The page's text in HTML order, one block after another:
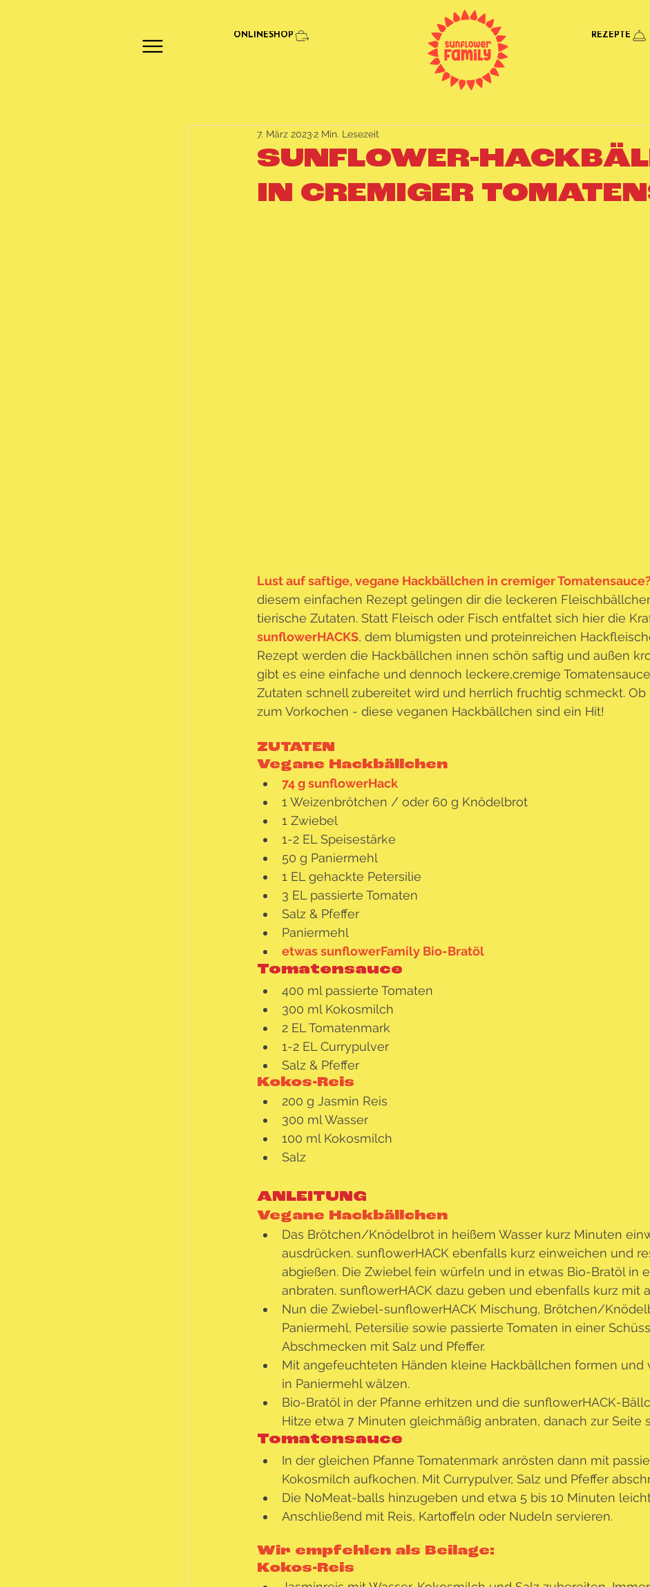
ONLINESHOP REZEPTE
SUNFLOWER-
IN CREMIGER
7. März 2023 2 Min. Lesezeit
Lust auf saftige, vegane Hackbällchen in cremiger Tomatensauce?
diesem einfachen Rezept gelingen dir die leckeren
tierische Zutaten. Statt Fleisch oder Fisch entfaltet sich hier die
sunflowerHACKS, dem blumigsten und proteinreichen
Rezept werden die Hackbällchen innen schön saftig und außen
gibt es eine einfache und dennoch leckere,cremige
Zutaten schnell zubereitet wird und herrlich fruchtig schmeckt. Ob
zum Vorkochen - diese veganen Hackbällchen sind ein Hit!
ZUTATEN
Vegane Hackbällchen
74 g sunflowerHack
1 Weizenbrötchen / oder 60 g Knödelbrot
1 Zwiebel
1-2 EL Speisestärke
50 g Paniermehl
1 EL gehackte Petersilie
3 EL passierte Tomaten
Salz & Pfeffer
Paniermehl
etwas sunflowerFamily Bio-Bratöl
Tomatensauce
400 ml passierte Tomaten
300 ml Kokosmilch
2 EL Tomatenmark
1-2 EL Currypulver
Salz & Pfeffer
Kokos-Reis
200 g Jasmin Reis
300 ml Wasser
100 ml Kokosmilch
Salz
ANLEITUNG
Vegane Hackbällchen
Das Brötchen/Knödelbrot in heißem Wasser kurz Minuten
ausdrücken. sunflowerHACK ebenfalls kurz einweichen und
abgießen. Die Zwiebel fein würfeln und in etwas Bio-Bratöl in
anbraten. sunflowerHACK dazu geben und ebenfalls kurz mit
Nun die Zwiebel-sunflowerHACK Mischung, Brötchen/
Paniermehl, Petersilie sowie passierte Tomaten in einer
Abschmecken mit Salz und Pfeffer.
Mit angefeuchteten Händen kleine Hackbällchen formen und
in Paniermehl wälzen.
Bio-Bratöl in der Pfanne erhitzen und die sunflowerHACK-
Hitze etwa 7 Minuten gleichmäßig anbraten, danach zur Seite
Tomatensauce
In der gleichen Pfanne Tomatenmark anrösten dann mit
Kokosmilch aufkochen. Mit Currypulver, Salz und Pfeffer
Die NoMeat-balls hinzugeben und etwa 5 bis 10 Minuten
Anschließend mit Reis, Kartoffeln oder Nudeln servieren.
Wir empfehlen als Beilage:
Kokos-Reis